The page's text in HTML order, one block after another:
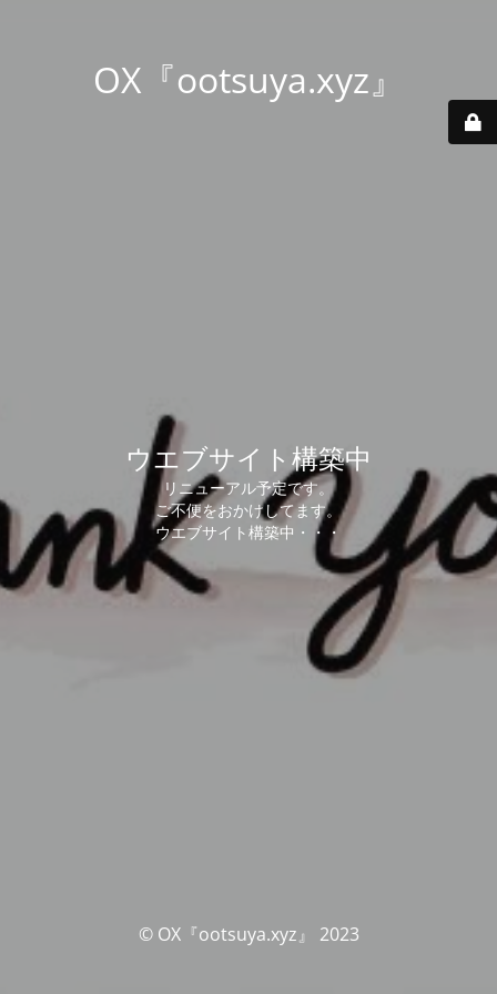
OX『ootsuya.xyz』
ウエブサイト構築中
リニューアル予定です。
ご不便をおかけしてます。
ウエブサイト構築中・・・
© OX『ootsuya.xyz』 2023